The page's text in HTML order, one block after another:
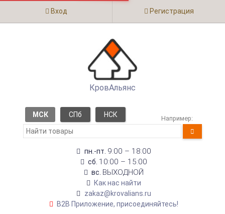
Вход Регистрация
КровАльянс
МСК СПб НСК Например:
пн.-пт. 9:00 – 18:00
сб. 10:00 – 15:00
вс. ВЫХОДНОЙ
Как нас найти
zakaz@krovalians.ru
B2B Приложение, присоединяйтесь!